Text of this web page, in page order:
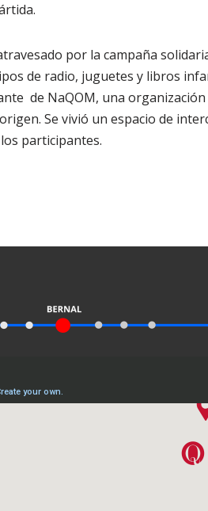
por la campaña
de radio, juguetes y libros
de NaQOM, una
Se vivió un espacio de
participantes.